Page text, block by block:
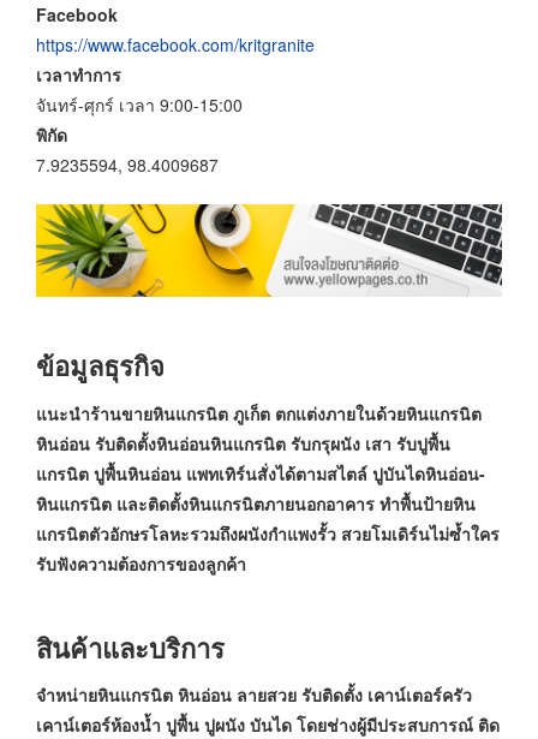
Facebook
https://www.facebook.com/kritgranite
เวลาทำการ
จันทร์-ศุกร์ เวลา 9:00-15:00
พิกัด
7.9235594, 98.4009687
ข้อมูลธุรกิจ
แนะนำร้านขายหินแกรนิต ภูเก็ต ตกแต่งภายในด้วยหินแกรนิต
หินอ่อน รับติดตั้งหินอ่อนหินแกรนิต รับกรุผนัง เสา รับปูพื้น
แกรนิต ปูพื้นหินอ่อน แพทเทิร์นสั่งได้ตามสไตล์ ปูบันไดหินอ่อน-
หินแกรนิต และติดตั้งหินแกรนิตภายนอกอาคาร ทำพื้นป้ายหิน
แกรนิตตัวอักษรโลหะรวมถึงผนังกำแพงรั้ว สวยโมเดิร์นไม่ซ้ำใคร
รับฟังความต้องการของลูกค้า
สินค้าและบริการ
จำหน่ายหินแกรนิต หินอ่อน ลายสวย รับติดตั้ง เคาน์เตอร์ครัว
เคาน์เตอร์ห้องน้ำ ปูพื้น ปูผนัง บันได โดยช่างผู้มีประสบการณ์ ติด